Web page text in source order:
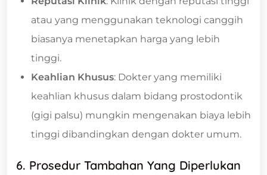
atau yang menggunakan teknologi canggih
biasanya menetapkan harga yang lebih
tinggi.
Keahlian Khusus: Dokter yang memiliki
keahlian khusus dalam bidang prostodontik
(gigi palsu) mungkin mengenakan biaya lebih
tinggi dibandingkan dengan dokter umum.
6. Prosedur Tambahan Yang Diperlukan